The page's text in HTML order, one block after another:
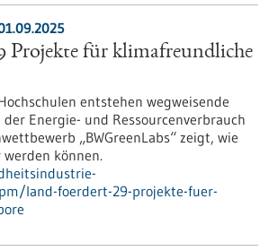
Projekte für klimafreundliche
entstehen wegweisende
Energie- und Ressourcenverbrauch
„BWGreenLabs“ zeigt, wie
können.
land-foerdert-29-projekte-fuer-